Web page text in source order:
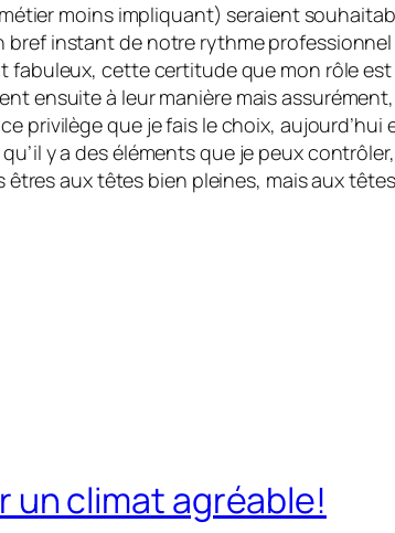
moins impliquant) seraient
instant de notre rythme
fabuleux, cette certitude que mon rôle
ensuite à leur manière mais
privilège que je fais le choix,
y a des éléments que je peux
êtres aux têtes bien pleines, mais aux
climat agréable!